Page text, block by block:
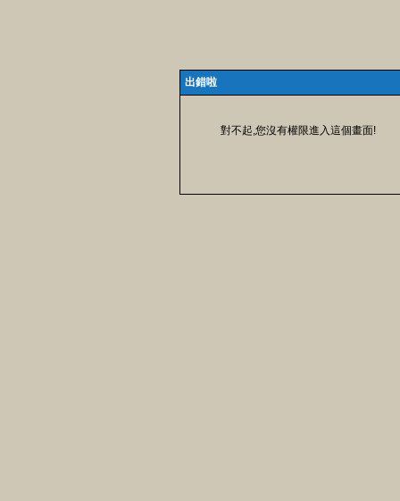
出錯啦
對不起,您沒有權限進入這個畫面!